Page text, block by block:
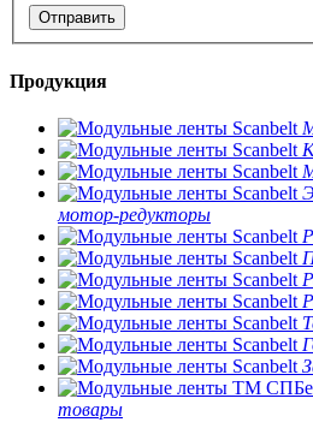
Продукция
мотор-редукторы
товары